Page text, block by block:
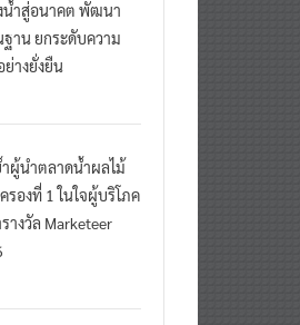
น้ำสู่อนาคต พัฒนา
ฐาน ยกระดับความ
ย่างยั่งยืน
ำผู้นำตลาดน้ำผลไม้
รองที่ 1 ในใจผู้บริโภค
างวัล Marketeer